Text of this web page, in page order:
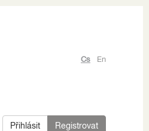
Cs En
Přihlásit Registrovat